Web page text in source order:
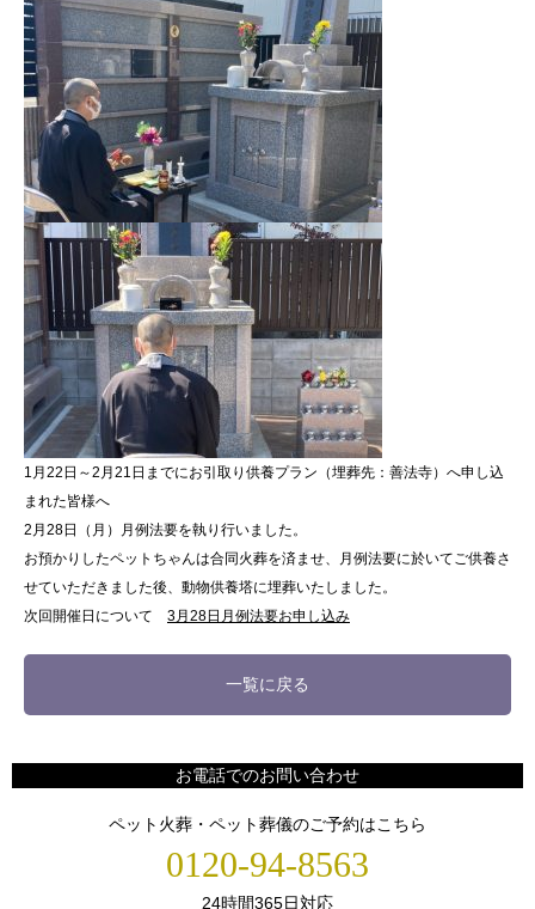
1月22日～2月21日までにお引取り供養プラン（埋葬先：善法寺）へ申し込
まれた皆様へ
2月28日（月）月例法要を執り行いました。
お預かりしたペットちゃんは合同火葬を済ませ、月例法要に於いてご供養さ
せていただきました後、動物供養塔に埋葬いたしました。
次回開催日について 3月28日月例法要お申し込み
一覧に戻る
お電話でのお問い合わせ
ペット火葬・ペット葬儀のご予約はこちら
0120-94-8563
24時間365日対応